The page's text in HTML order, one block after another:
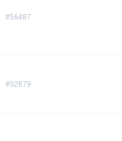
#56487
#52879